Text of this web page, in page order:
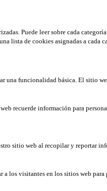
Puede leer sobre cada
lista de cookies asignadas a
una funcionalidad básica. El sitio
recuerde información para
sitio web al recopilar y reportar
a los visitantes en los sitios web